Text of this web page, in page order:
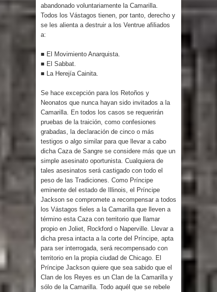
abandonado voluntariamente la Camarilla.
Todos los Vástagos tienen, por tanto, derecho y
se les alienta a destruir a los Ventrue afiliados
a:
■ El Movimiento Anarquista.
■ El Sabbat.
■ La Herejía Cainita.
Se hace excepción para los Retoños y
Neonatos que nunca hayan sido invitados a la
Camarilla. En todos los casos se requerirán
pruebas de la traición, como confesiones
grabadas, la declaración de cinco o más
testigos o algo similar para que llevar a cabo
dicha Caza de Sangre se considere más que un
simple asesinato oportunista. Cualquiera de
tales asesinatos será castigado con todo el
peso de las Tradiciones. Como Príncipe
eminente del estado de Illinois, el Príncipe
Jackson se compromete a recompensar a todos
los Vástagos fieles a la Camarilla que lleven a
término esta Caza con territorio que llamar
propio en Joliet, Rockford o Naperville. Llevar a
dicha presa intacta a la corte del Príncipe, apta
para ser interrogada, será recompensado con
territorio en la propia ciudad de Chicago. El
Príncipe Jackson quiere que sea sabido que el
Clan de los Reyes es un Clan de la Camarilla y
sólo de la Camarilla. Todo aquél que se rebele